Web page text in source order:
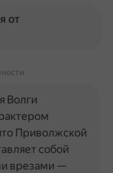
от
Волги
Приволжской
собой
врезами —